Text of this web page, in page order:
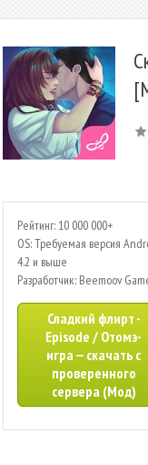
Рейтинг: 10 000 000+
OS: Требуемая версия
4.2 и выше
Разработчик: Beemoov
Сладкий флирт -
Episode / Отомэ-
игра — скачать с
проверенного
сервера (Мод)